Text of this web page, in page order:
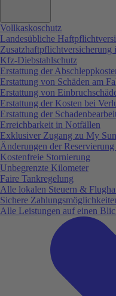
Vollkaskoschutz
Landesübliche
Kfz-Diebstahlschutz
Erstattung der
Erstattung von Schäden am
Erstattung von
Erstattung der Kosten bei
Erstattung der
Erreichbarkeit in Notfällen
Exklusiver Zugang zu My
Änderungen der
Kostenfreie Stornierung
Unbegrenzte Kilometer
Faire Tankregelung
Alle lokalen Steuern &
Sichere
Alle Leistungen auf einen